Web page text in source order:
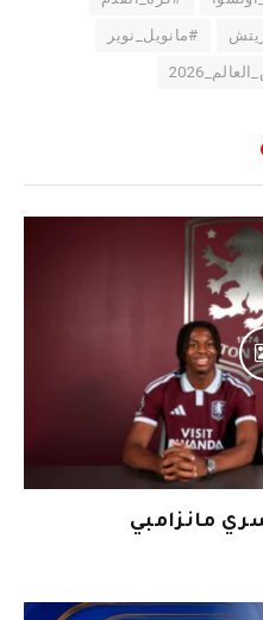
#مانويل_نوير
مانزامبي